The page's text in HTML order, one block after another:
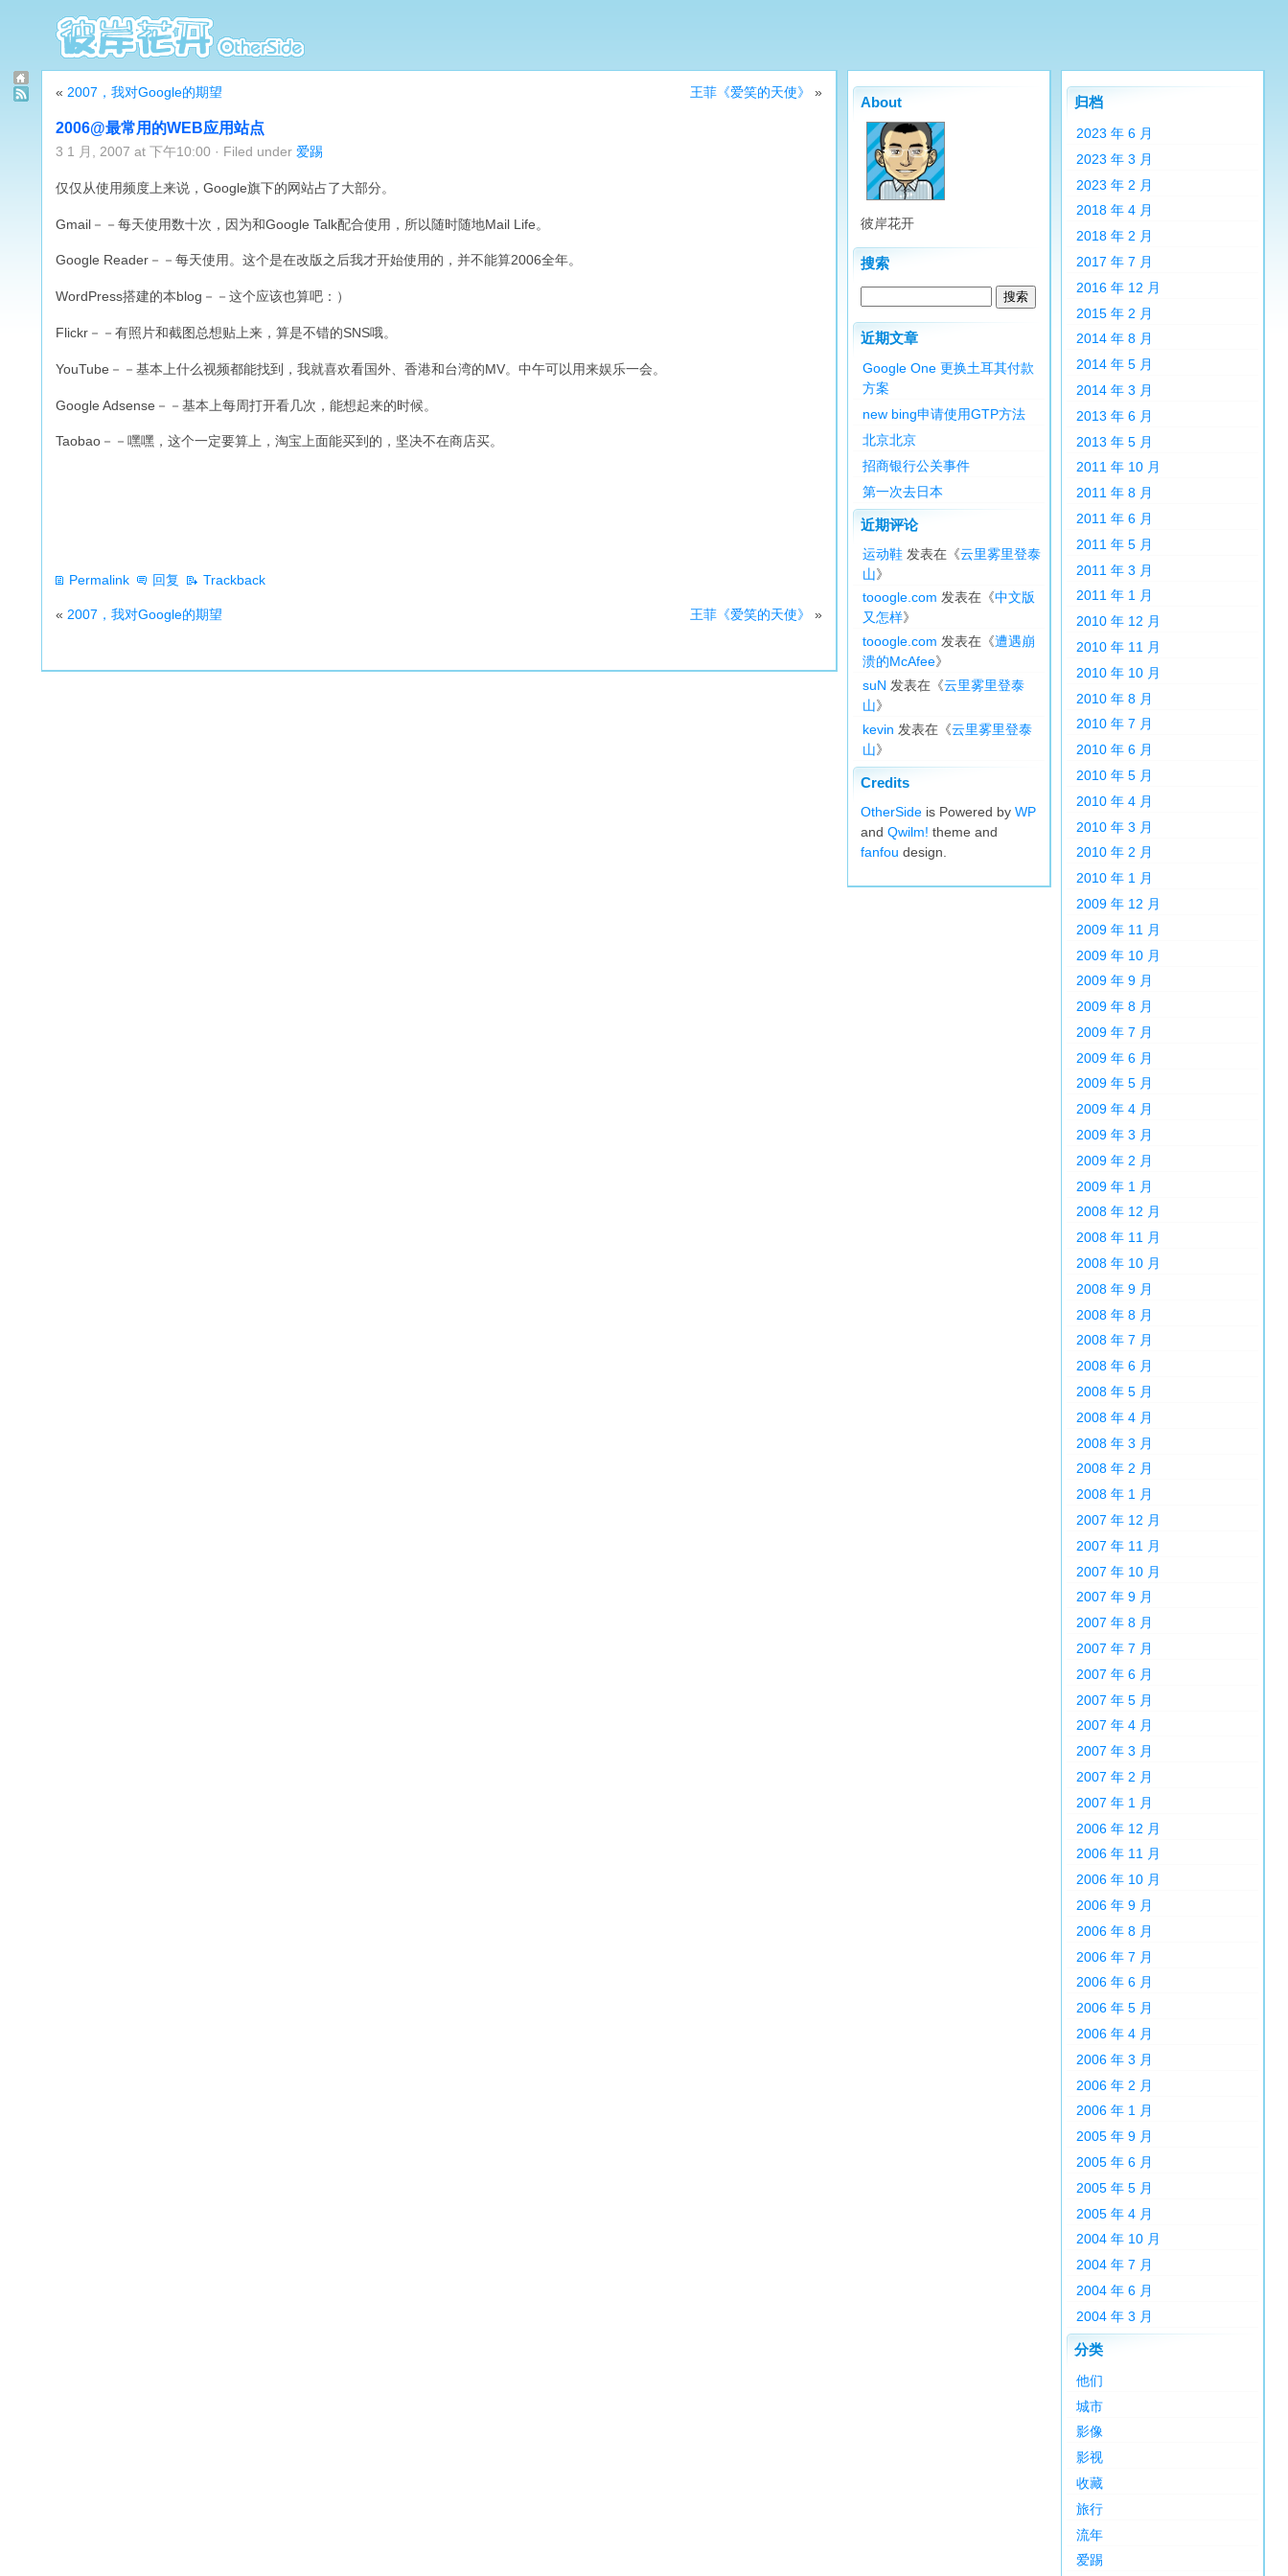
王菲《爱笑的天使》 »
« 2007，我对Google的期望
2006@最常用的WEB应用站点
3 1 月, 2007 at 下午10:00 · Filed under 爱踢
仅仅从使用频度上来说，Google旗下的网站占了大部分。
Gmail－－每天使用数十次，因为和Google Talk配合使用，所以随时随地Mail Life。
Google Reader－－每天使用。这个是在改版之后我才开始使用的，并不能算2006全年。
WordPress搭建的本blog－－这个应该也算吧：）
Flickr－－有照片和截图总想贴上来，算是不错的SNS哦。
YouTube－－基本上什么视频都能找到，我就喜欢看国外、香港和台湾的MV。中午可以用来娱乐一会。
Google Adsense－－基本上每周打开看几次，能想起来的时候。
Taobao－－嘿嘿，这个一定要算上，淘宝上面能买到的，坚决不在商店买。
Permalink 回复 Trackback
王菲《爱笑的天使》 »
« 2007，我对Google的期望
About
彼岸花开
搜索
近期文章
Google One 更换土耳其付款
方案
new bing申请使用GTP方法
北京北京
招商银行公关事件
第一次去日本
近期评论
运动鞋 发表在《云里雾里登泰
山》
tooogle.com 发表在《中文版
又怎样》
tooogle.com 发表在《遭遇崩
溃的McAfee》
suN 发表在《云里雾里登泰
山》
kevin 发表在《云里雾里登泰
山》
Credits
OtherSide is Powered by WP
and Qwilm! theme and
fanfou design.
归档
2023 年 6 月
2023 年 3 月
2023 年 2 月
2018 年 4 月
2018 年 2 月
2017 年 7 月
2016 年 12 月
2015 年 2 月
2014 年 8 月
2014 年 5 月
2014 年 3 月
2013 年 6 月
2013 年 5 月
2011 年 10 月
2011 年 8 月
2011 年 6 月
2011 年 5 月
2011 年 3 月
2011 年 1 月
2010 年 12 月
2010 年 11 月
2010 年 10 月
2010 年 8 月
2010 年 7 月
2010 年 6 月
2010 年 5 月
2010 年 4 月
2010 年 3 月
2010 年 2 月
2010 年 1 月
2009 年 12 月
2009 年 11 月
2009 年 10 月
2009 年 9 月
2009 年 8 月
2009 年 7 月
2009 年 6 月
2009 年 5 月
2009 年 4 月
2009 年 3 月
2009 年 2 月
2009 年 1 月
2008 年 12 月
2008 年 11 月
2008 年 10 月
2008 年 9 月
2008 年 8 月
2008 年 7 月
2008 年 6 月
2008 年 5 月
2008 年 4 月
2008 年 3 月
2008 年 2 月
2008 年 1 月
2007 年 12 月
2007 年 11 月
2007 年 10 月
2007 年 9 月
2007 年 8 月
2007 年 7 月
2007 年 6 月
2007 年 5 月
2007 年 4 月
2007 年 3 月
2007 年 2 月
2007 年 1 月
2006 年 12 月
2006 年 11 月
2006 年 10 月
2006 年 9 月
2006 年 8 月
2006 年 7 月
2006 年 6 月
2006 年 5 月
2006 年 4 月
2006 年 3 月
2006 年 2 月
2006 年 1 月
2005 年 9 月
2005 年 6 月
2005 年 5 月
2005 年 4 月
2004 年 10 月
2004 年 7 月
2004 年 6 月
2004 年 3 月
分类
他们
城市
影像
影视
收藏
旅行
流年
爱踢